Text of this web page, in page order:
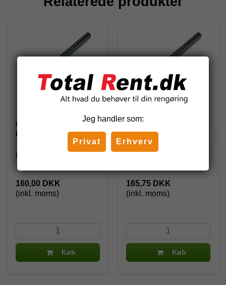
Unger Ninja Stripholder
ErgoTec 35 cm
160,00 DKK
(inkl. moms)
Køb
Unger Ninja Stripholder
ErgoTec 45 cm
165,75 DKK
(inkl. moms)
Køb
Jeg handler som:
Privat Erhverv